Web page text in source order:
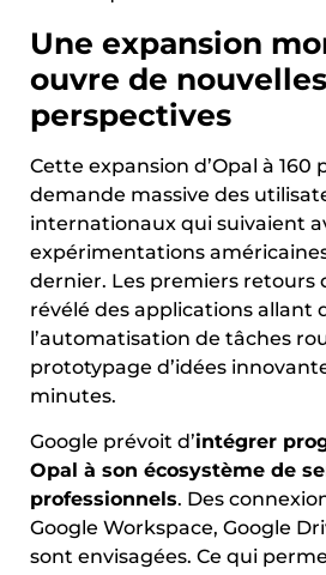
Une expansion
ouvre de nouvelles
perspectives
Cette expansion d’Opal à 160
demande massive des
internationaux qui suivaient
expérimentations
dernier. Les premiers retours
révélé des applications allant
l’automatisation de tâches
prototypage d’idées
minutes.
Google prévoit d’intégrer
Opal à son écosystème de
professionnels. Des
Google Workspace, Google
sont envisagées. Ce qui